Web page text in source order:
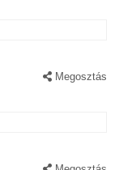
Megosztás